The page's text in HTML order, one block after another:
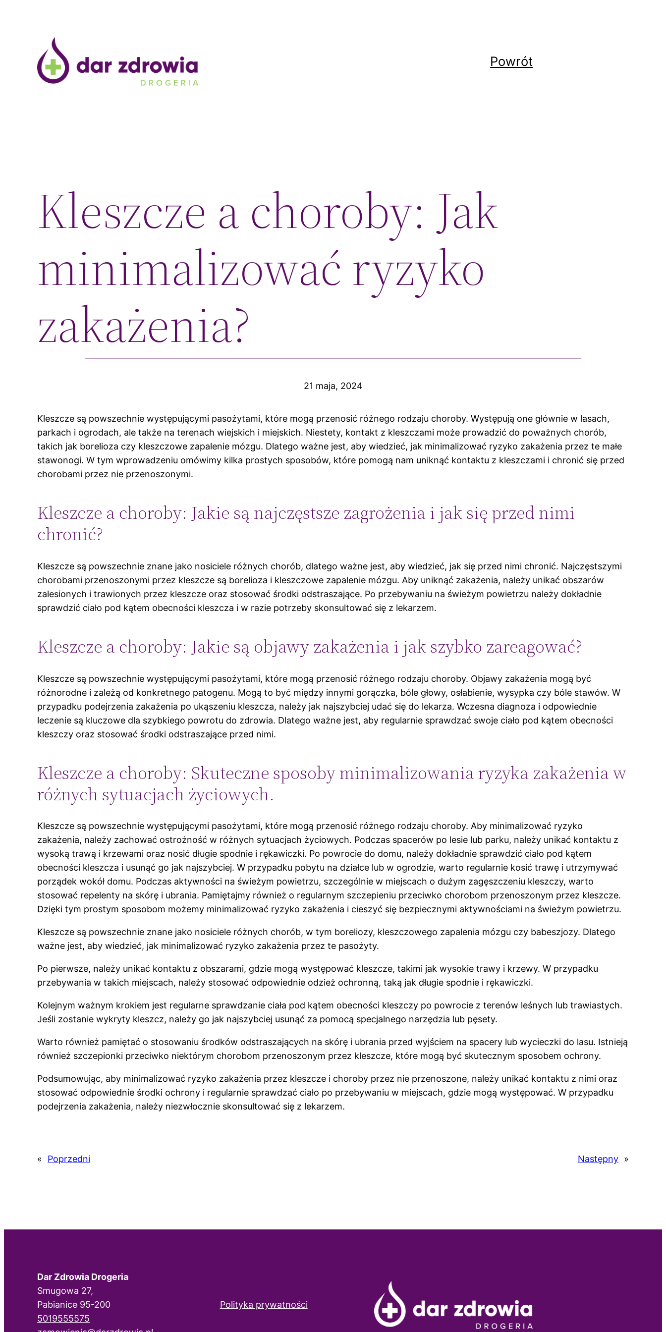
Powrót
Kleszcze a choroby: Jak
minimalizować ryzyko
zakażenia?
21 maja, 2024
Kleszcze są powszechnie występującymi pasożytami, które mogą przenosić różnego rodzaju choroby. Występują one głównie w lasach,
parkach i ogrodach, ale także na terenach wiejskich i miejskich. Niestety, kontakt z kleszczami może prowadzić do poważnych chorób,
takich jak borelioza czy kleszczowe zapalenie mózgu. Dlatego ważne jest, aby wiedzieć, jak minimalizować ryzyko zakażenia przez te małe
stawonogi. W tym wprowadzeniu omówimy kilka prostych sposobów, które pomogą nam uniknąć kontaktu z kleszczami i chronić się przed
chorobami przez nie przenoszonymi.
Kleszcze a choroby: Jakie są najczęstsze zagrożenia i jak się przed nimi
chronić?
Kleszcze są powszechnie znane jako nosiciele różnych chorób, dlatego ważne jest, aby wiedzieć, jak się przed nimi chronić. Najczęstszymi
chorobami przenoszonymi przez kleszcze są borelioza i kleszczowe zapalenie mózgu. Aby uniknąć zakażenia, należy unikać obszarów
zalesionych i trawionych przez kleszcze oraz stosować środki odstraszające. Po przebywaniu na świeżym powietrzu należy dokładnie
sprawdzić ciało pod kątem obecności kleszcza i w razie potrzeby skonsultować się z lekarzem.
Kleszcze a choroby: Jakie są objawy zakażenia i jak szybko zareagować?
Kleszcze są powszechnie występującymi pasożytami, które mogą przenosić różnego rodzaju choroby. Objawy zakażenia mogą być
różnorodne i zależą od konkretnego patogenu. Mogą to być między innymi gorączka, bóle głowy, osłabienie, wysypka czy bóle stawów. W
przypadku podejrzenia zakażenia po ukąszeniu kleszcza, należy jak najszybciej udać się do lekarza. Wczesna diagnoza i odpowiednie
leczenie są kluczowe dla szybkiego powrotu do zdrowia. Dlatego ważne jest, aby regularnie sprawdzać swoje ciało pod kątem obecności
kleszczy oraz stosować środki odstraszające przed nimi.
Kleszcze a choroby: Skuteczne sposoby minimalizowania ryzyka zakażenia w
różnych sytuacjach życiowych.
Kleszcze są powszechnie występującymi pasożytami, które mogą przenosić różnego rodzaju choroby. Aby minimalizować ryzyko
zakażenia, należy zachować ostrożność w różnych sytuacjach życiowych. Podczas spacerów po lesie lub parku, należy unikać kontaktu z
wysoką trawą i krzewami oraz nosić długie spodnie i rękawiczki. Po powrocie do domu, należy dokładnie sprawdzić ciało pod kątem
obecności kleszcza i usunąć go jak najszybciej. W przypadku pobytu na działce lub w ogrodzie, warto regularnie kosić trawę i utrzymywać
porządek wokół domu. Podczas aktywności na świeżym powietrzu, szczególnie w miejscach o dużym zagęszczeniu kleszczy, warto
stosować repelenty na skórę i ubrania. Pamiętajmy również o regularnym szczepieniu przeciwko chorobom przenoszonym przez kleszcze.
Dzięki tym prostym sposobom możemy minimalizować ryzyko zakażenia i cieszyć się bezpiecznymi aktywnościami na świeżym powietrzu.
Kleszcze są powszechnie znane jako nosiciele różnych chorób, w tym boreliozy, kleszczowego zapalenia mózgu czy babeszjozy. Dlatego
ważne jest, aby wiedzieć, jak minimalizować ryzyko zakażenia przez te pasożyty.
Po pierwsze, należy unikać kontaktu z obszarami, gdzie mogą występować kleszcze, takimi jak wysokie trawy i krzewy. W przypadku
przebywania w takich miejscach, należy stosować odpowiednie odzież ochronną, taką jak długie spodnie i rękawiczki.
Kolejnym ważnym krokiem jest regularne sprawdzanie ciała pod kątem obecności kleszczy po powrocie z terenów leśnych lub trawiastych.
Jeśli zostanie wykryty kleszcz, należy go jak najszybciej usunąć za pomocą specjalnego narzędzia lub pęsety.
Warto również pamiętać o stosowaniu środków odstraszających na skórę i ubrania przed wyjściem na spacery lub wycieczki do lasu. Istnieją
również szczepionki przeciwko niektórym chorobom przenoszonym przez kleszcze, które mogą być skutecznym sposobem ochrony.
Podsumowując, aby minimalizować ryzyko zakażenia przez kleszcze i choroby przez nie przenoszone, należy unikać kontaktu z nimi oraz
stosować odpowiednie środki ochrony i regularnie sprawdzać ciało po przebywaniu w miejscach, gdzie mogą występować. W przypadku
podejrzenia zakażenia, należy niezwłocznie skonsultować się z lekarzem.
« Poprzedni Następny »
Dar Zdrowia Drogeria
Smugowa 27,
Pabianice 95-200
5019555575
Polityka prywatności